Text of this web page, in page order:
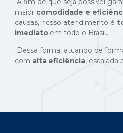
A fim de que seja possível
maior comodidade e
causas, nosso atendimento é
imediato em todo o Brasil .
Dessa forma, atuando de
com alta eficiência, escalada